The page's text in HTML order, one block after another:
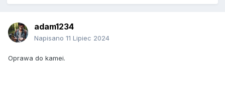
adam1234
Napisano 11 Lipiec 2024
Oprawa do kamei.